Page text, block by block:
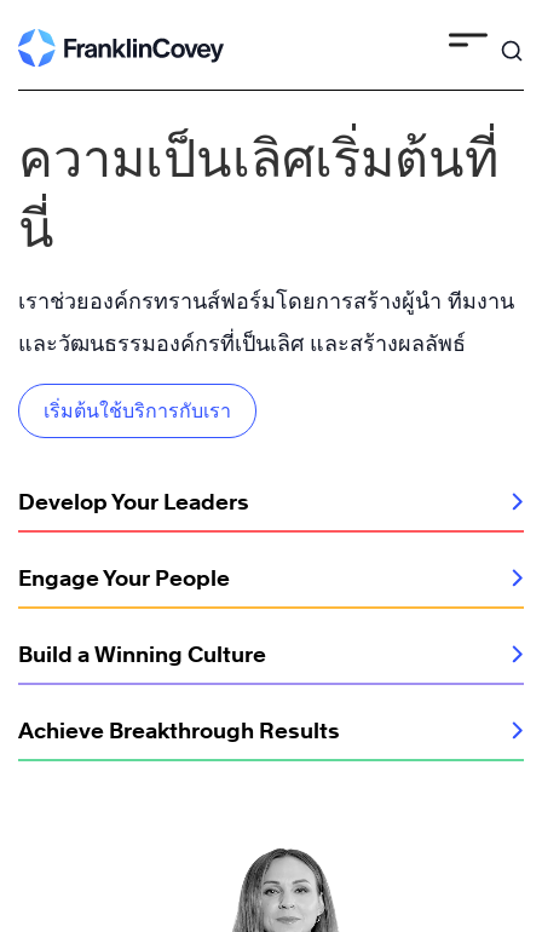
to
ความเป็นเลิศเริ่มต้นที่
นี่
เราช่วยองค์กรทรานส์ฟอร์มโดยการสร้างผู้นำ ทีมงาน
และวัฒนธรรมองค์กรที่เป็นเลิศ และสร้างผลลัพธ์
เริ่มต้นใช้บริการกับเรา
Develop Your Leaders
Engage Your People
Build a Winning Culture
Achieve Breakthrough Results